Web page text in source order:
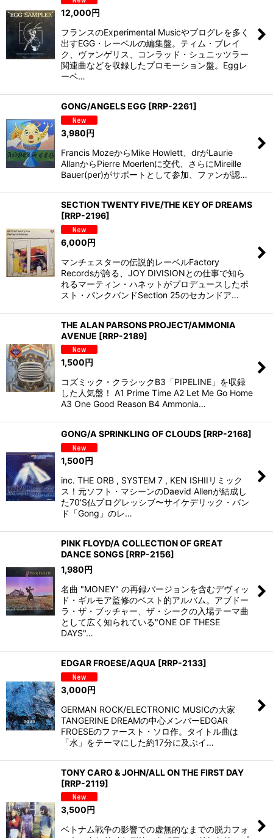
12,000 円
フランスのExperimental Musicやプログレを多く
出すEGG・レーベルの編集盤。ティム・ブレイ
ク、ヴァンゲリス、コンラッド・シュニッツラー
関連曲などを収録したプロモーション盤。Eggレ
ーベ…
GONG/ANGELS EGG [RRP-2261]
3,980円
Francis MozeからMike Howlett、drがLaurie
AllanからPierre Moerlenに交代、さらにMireille
Bauer(per)がサポートとして参加、ファンが認…
SECTION TWENTY FIVE/THE KEY OF DREAMS
[RRP-2196]
6,000円
マンチェスターの伝説的レーベルFactory
Recordsが誇る、JOY DIVISIONとの仕事で知ら
れるマーティン・ハネットがプロデュースしたポ
スト・パンクバンドSection 25のセカンドア…
THE ALAN PARSONS PROJECT/AMMONIA
AVENUE [RRP-2189]
1,500 円
コズミック・クラシックB3「PIPELINE」を収録
した人気盤！ A1 Prime Time A2 Let Me Go Home
A3 One Good Reason B4 Ammonia…
GONG/A SPRINKLING OF CLOUDS [RRP-2168]
1,500円
inc. THE ORB , SYSTEM 7 , KEN ISHIIリミック
ス！元ソフト・マシーンのDaevid Allenが結成し
た70'S仏プログレッシブ〜サイケデリック・バン
ド「Gong」のレ…
PINK FLOYD/A COLLECTION OF GREAT
DANCE SONGS [RRP-2156]
1,980円
名曲 "MONEY" の再録バージョンを含むデヴィッ
ド・ギルモア監修のベスト的アルバム。アブドー
ラ・ザ・ブッチャー、ザ・シークの入場テーマ曲
として広く知られている"ONE OF THESE
DAYS"…
EDGAR FROESE/AQUA [RRP-2133]
3,000円
GERMAN ROCK/ELECTRONIC MUSICの大家
TANGERINE DREAMの中心メンバーEDGAR
FROESEのファースト・ソロ作。タイトル曲は
「水」をテーマにした約17分に及ぶイ…
TONY CARO & JOHN/ALL ON THE FIRST DAY
[RRP-2119]
3,500 円
ベトナム戦争の影響での虚無的なまでの脱力フォ